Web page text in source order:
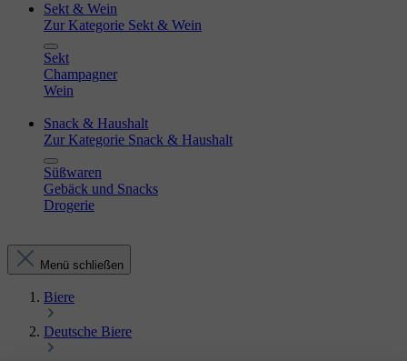
Sekt & Wein
Zur Kategorie Sekt & Wein
Sekt
Champagner
Wein
Snack & Haushalt
Zur Kategorie Snack & Haushalt
Süßwaren
Gebäck und Snacks
Drogerie
Menü schließen
Biere
Deutsche Biere